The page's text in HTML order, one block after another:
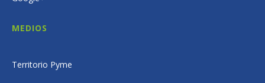
MEDIOS
Territorio Pyme